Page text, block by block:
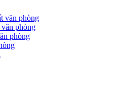
văn phòng
phòng
phòng